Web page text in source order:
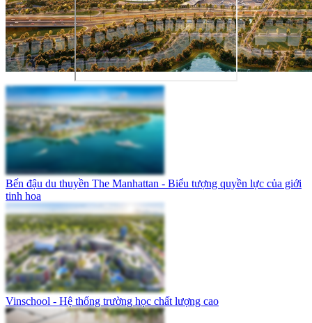
Bến đậu du thuyền The Manhattan - Biểu tượng quyền lực của giới
tinh hoa
Vinschool - Hệ thống trường học chất lượng cao